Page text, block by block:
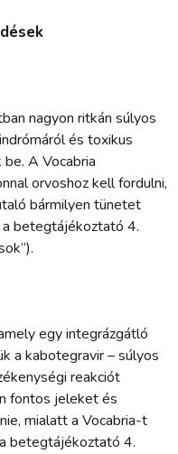
nagyon ritkán súlyos
és toxikus
A Vocabria
orvoshoz kell fordulni,
bármilyen tünetet
a betegtájékoztató 4.
egy integrázgátló
a kabotegravir – súlyos
reakciót
fontos jeleket és
mialatt a Vocabria-t
betegtájékoztató 4.